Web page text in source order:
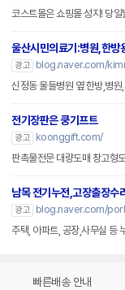
코스트몰은 쇼핑몰 성지! 당
울산시민의료기:병원,한방
광고
blog.naver.com/
신정동 울들병원 옆 한방,병
전기장판은 쿵기프트
광고
koonggift.com/
남목 전기누전,고장출장수
광고
blog.naver.com/
주택, 아파트, 공장,사무실 등
빠른배송 안내